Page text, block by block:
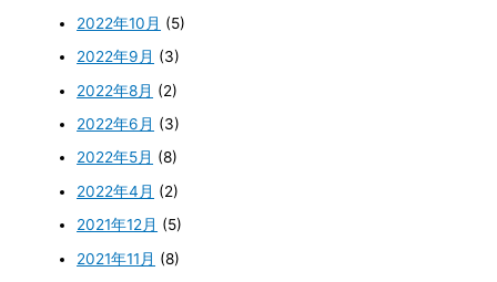
2022年10月 (5)
2022年9月 (3)
2022年8月 (2)
2022年6月 (3)
2022年5月 (8)
2022年4月 (2)
2021年12月 (5)
2021年11月 (8)